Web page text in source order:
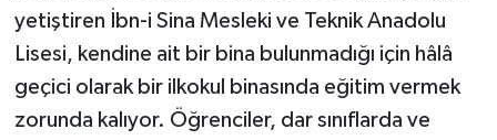
yetiştiren İbn-i Sina Mesleki ve Teknik Anadolu
Lisesi, kendine ait bir bina bulunmadığı için hâlâ
geçici olarak bir ilkokul binasında eğitim vermek
zorunda kalıyor. Öğrenciler, dar sınıflarda ve